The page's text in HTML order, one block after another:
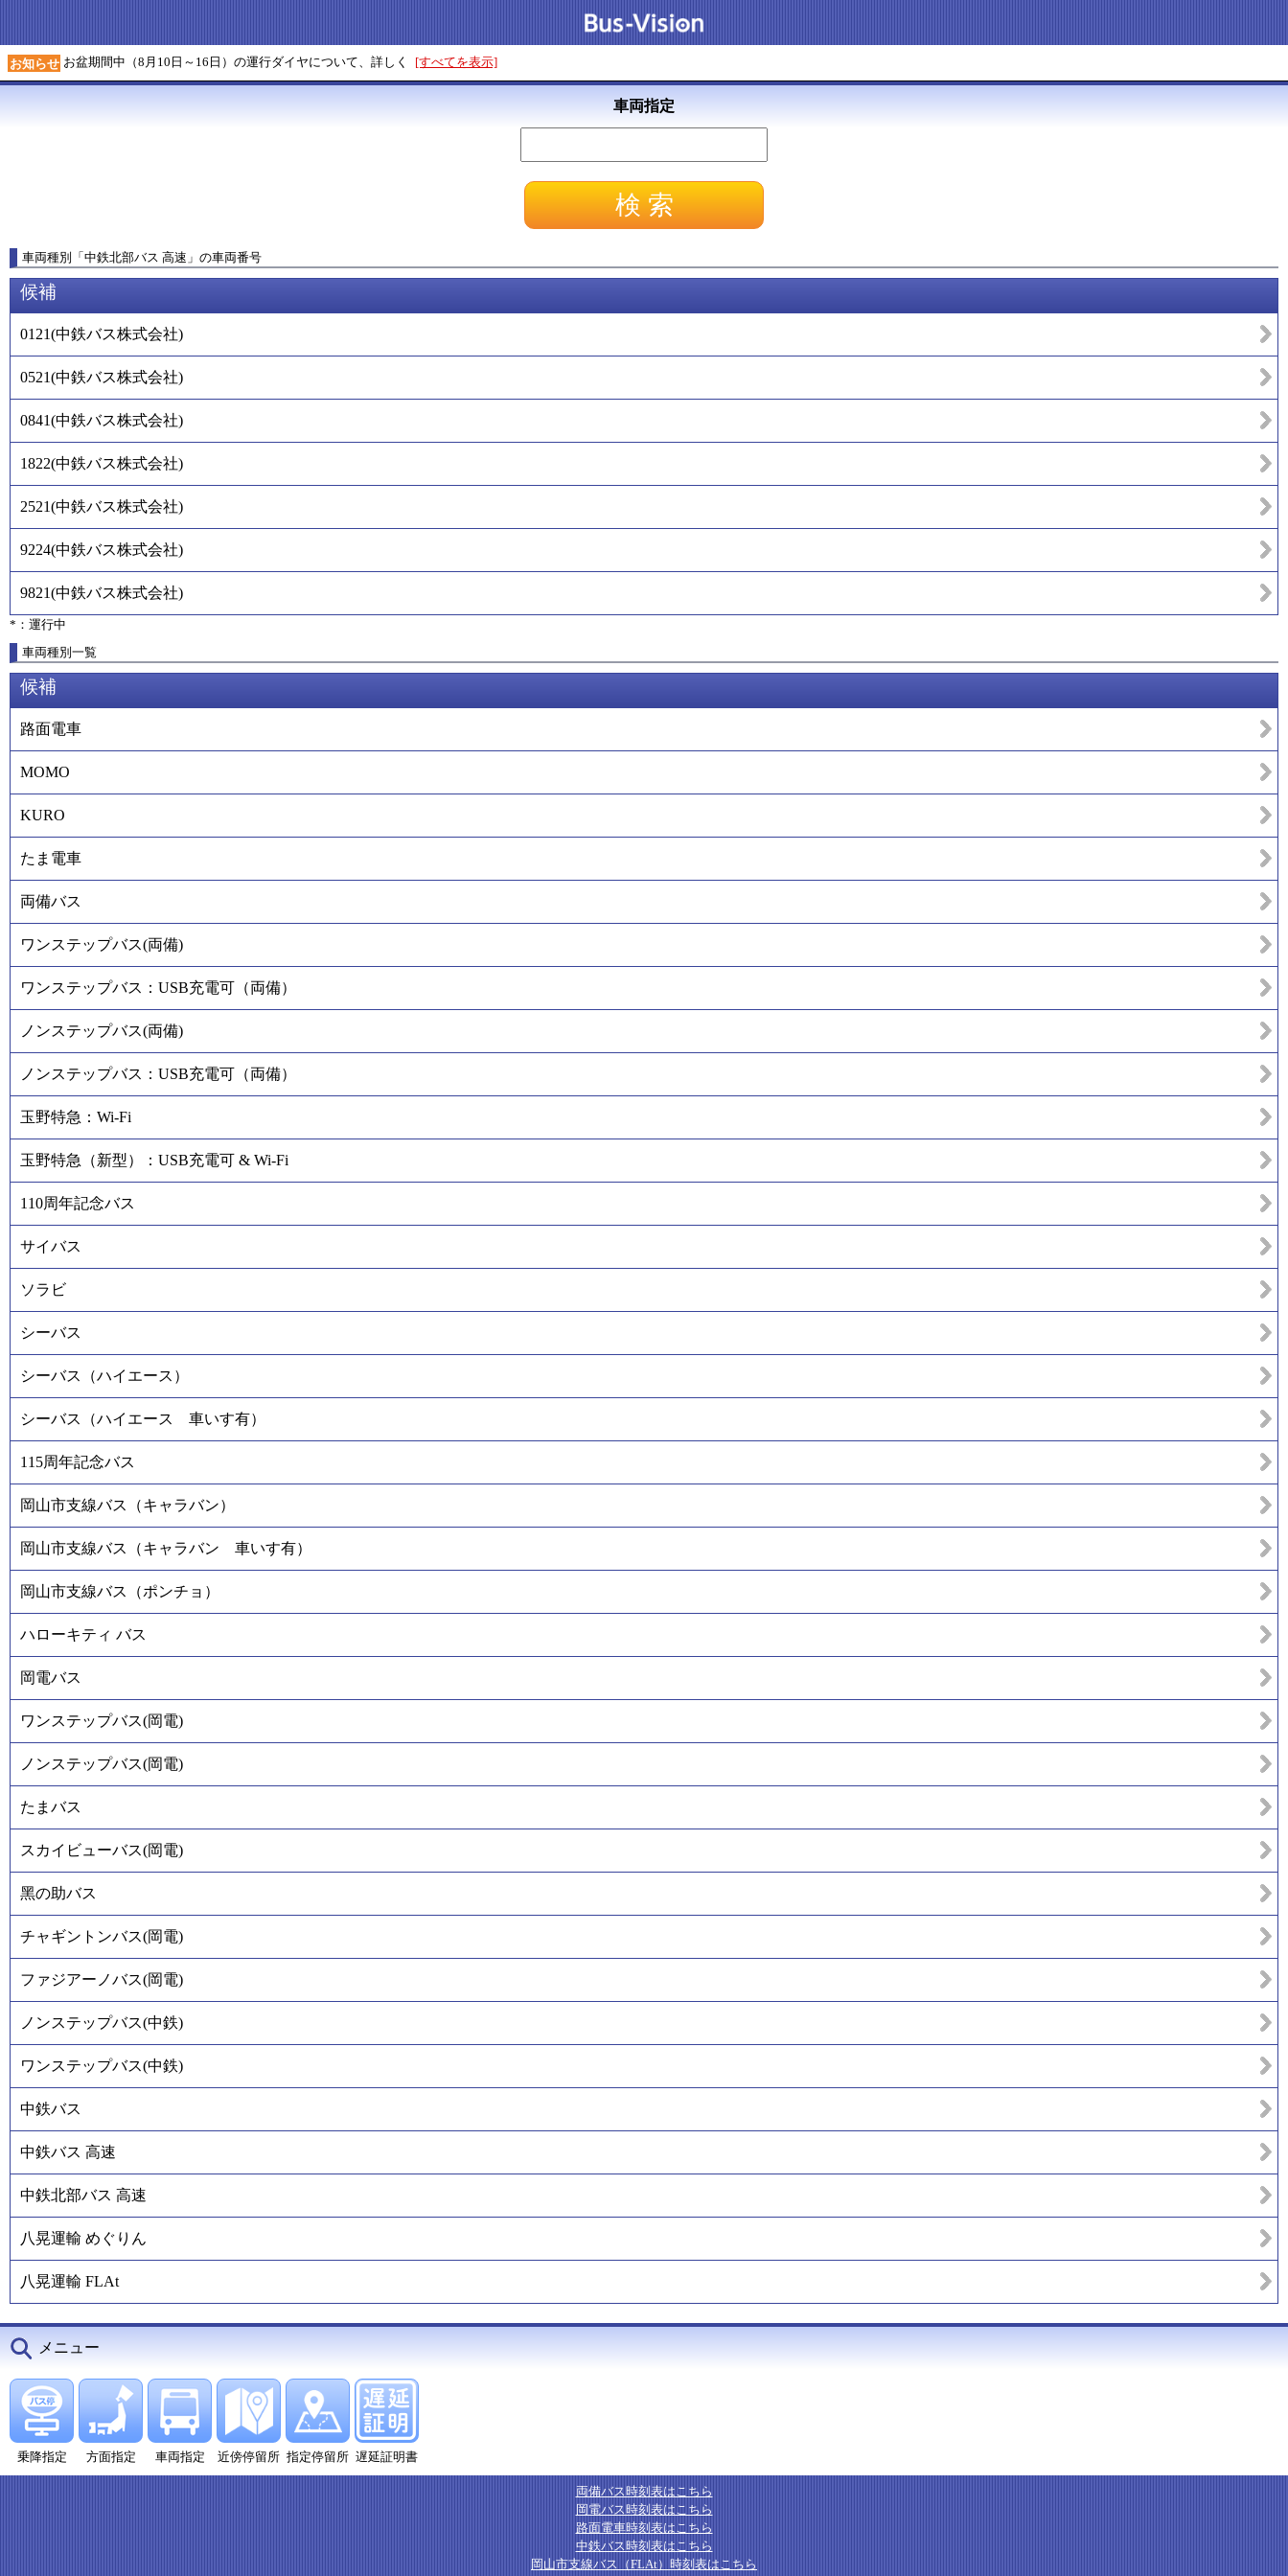
お知らせ お盆期間中（8月10日～16日）の運行ダイヤについて、詳しく [すべてを表示]
車両指定
車両種別 「中鉄北部バス 高速 」 の車両番号
候補
0121(中鉄バス株式会社)
0521(中鉄バス株式会社)
0841(中鉄バス株式会社)
1822(中鉄バス株式会社)
2521(中鉄バス株式会社)
9224(中鉄バス株式会社)
9821(中鉄バス株式会社)
*：運行中
車両種別一覧
候補
路面電車
MOMO
KURO
たま電車
両備バス
ワンステップバス(両備)
ワンステップバス：USB充電可（両備）
ノンステップバス(両備)
ノンステップバス：USB充電可（両備）
玉野特急：Wi-Fi
玉野特急（新型）：USB充電可 & Wi-Fi
110周年記念バス
サイバス
ソラビ
シーバス
シーバス（ハイエース）
シーバス（ハイエース 車いす有）
115周年記念バス
岡山市支線バス（キャラバン）
岡山市支線バス（キャラバン 車いす有）
岡山市支線バス（ポンチョ）
ハローキティ バス
岡電バス
ワンステップバス(岡電)
ノンステップバス(岡電)
たまバス
スカイビューバス(岡電)
黑の助バス
チャギントンバス(岡電)
ファジアーノバス(岡電)
ノンステップバス(中鉄)
ワンステップバス(中鉄)
中鉄バス
中鉄バス 高速
中鉄北部バス 高速
八晃運輸 めぐりん
八晃運輸 FLAt
メニュー
乗降指定 方面指定 車両指定 近傍停留所 指定停留所 遅延証明書
両備バス時刻表はこちら
岡電バス時刻表はこちら
路面電車時刻表はこちら
中鉄バス時刻表はこちら
岡山市支線バス（FLAt）時刻表はこちら